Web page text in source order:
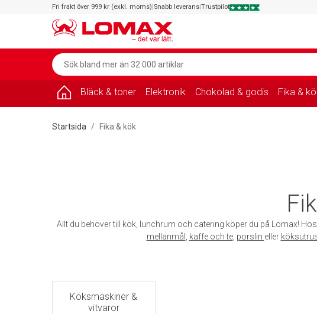
Fri frakt över 999 kr (exkl. moms)|Snabb leverans|Trustpilot
Bläck & toner Elektronik Chokolad & godis Fika &
Startsida Fika & kök
Allt du behöver till kök, lunchrum och catering köper du på Lomax!
mellanmål
kaffe och te, porslin eller
Köksmaskiner &
vitvaror